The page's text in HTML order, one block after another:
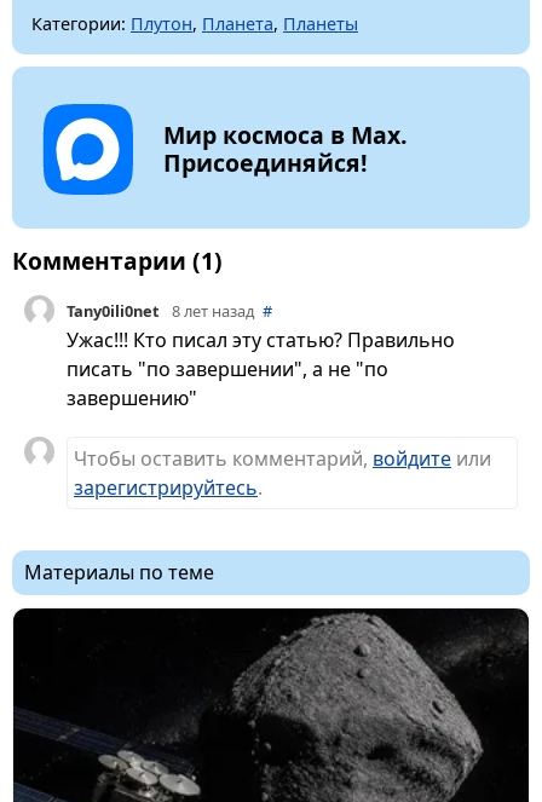
Категории: Плутон, Планета, Планеты
Мир космоса в Max.
Присоединяйся!
Комментарии (1)
Tany0ili0net 8 лет назад #
Ужас!!! Кто писал эту статью? Правильно
писать "по завершении", а не "по
завершению"
Чтобы оставить комментарий, войдите или
зарегистрируйтесь.
Материалы по теме